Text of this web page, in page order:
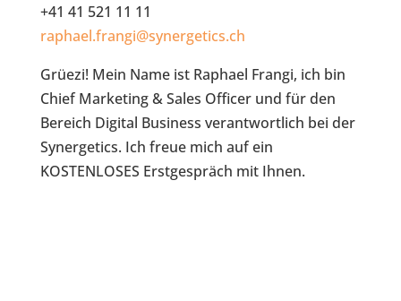
+41 41 521 11 11
raphael.frangi@synergetics.ch
Grüezi! Mein Name ist Raphael Frangi, ich bin
Chief Marketing & Sales Officer und für den
Bereich Digital Business verantwortlich bei der
Synergetics. Ich freue mich auf ein
KOSTENLOSES Erstgespräch mit Ihnen.